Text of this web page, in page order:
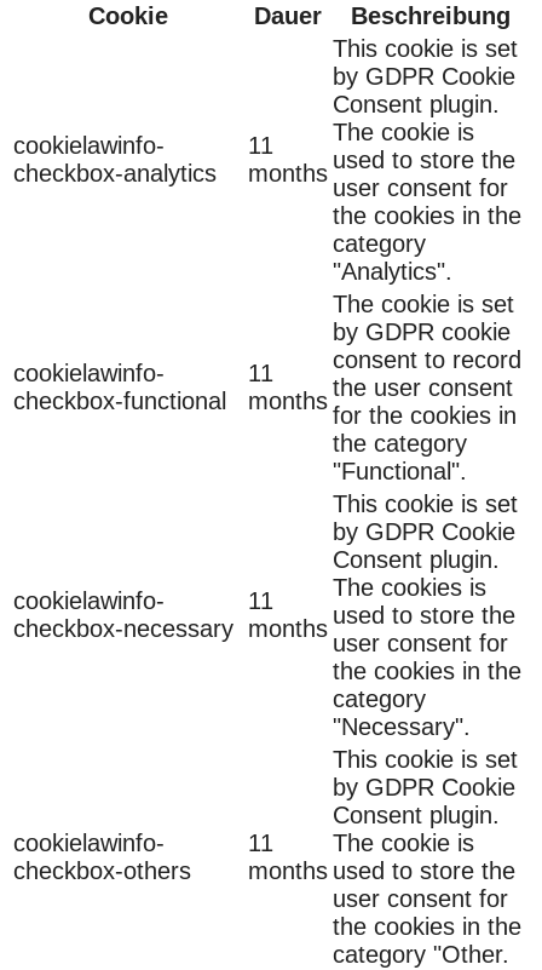
Cookie
Dauer Beschreibung
cookielawinfo-
checkbox-analytics
11
months
This cookie is set
by GDPR Cookie
Consent plugin.
The cookie is
used to store the
user consent for
the cookies in the
category
"Analytics".
cookielawinfo-
checkbox-functional
11
months
The cookie is set
by GDPR cookie
consent to record
the user consent
for the cookies in
the category
"Functional".
cookielawinfo-
checkbox-necessary
11
months
This cookie is set
by GDPR Cookie
Consent plugin.
The cookies is
used to store the
user consent for
the cookies in the
category
"Necessary".
cookielawinfo-
checkbox-others
11
months
This cookie is set
by GDPR Cookie
Consent plugin.
The cookie is
used to store the
user consent for
the cookies in the
category "Other.